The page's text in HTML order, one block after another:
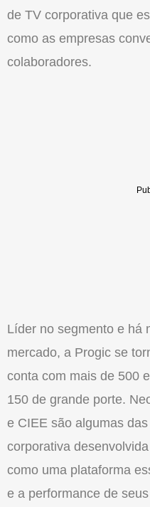
de TV corporativa que
como as empresas
colaboradores.
Líder no segmento e há
mercado, a Progic se
conta com mais de 500
150 de grande porte.
e CIEE são algumas
corporativa
como uma plataforma
e a performance de